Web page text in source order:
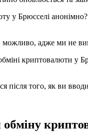
у Брюсселі анонімно?
адже ми не
криптовалюти у
після того, як ви
обміну